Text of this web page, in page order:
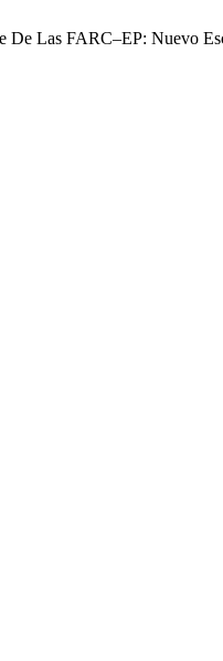
De Las FARC–EP: Nuevo